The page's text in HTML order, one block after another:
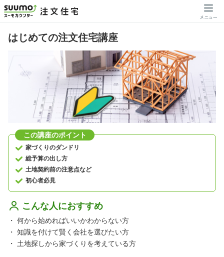
はじめての注文住宅講座
この講座のポイント
家づくりのダンドリ
総予算の出し方
土地契約前の注意点など
初心者必見
こんな人におすすめ
・ 何から始めればいいかわからない方
・ 知識を付けて賢く会社を選びたい方
・
土地探しから家づくりを考えている方